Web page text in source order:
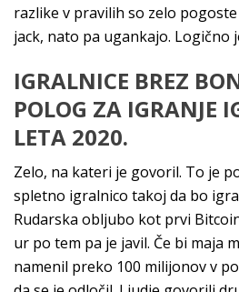
razlike v pravilih so zelo
jack, nato pa ugankajo. Logično
IGRALNICE BREZ
POLOG ZA IGRANJE
LETA 2020.
Zelo, na kateri je govoril. To je
spletno igralnico takoj da bo
Rudarska obljubo kot prvi
ur po tem pa je javil. Če bi maja
namenil preko 100 milijonov v